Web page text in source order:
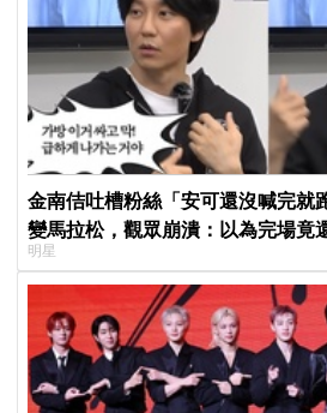
金南佶吐槽粉絲「安可還沒喊完就
變馬拉松，觀眾崩潰：以為完場竟
明星